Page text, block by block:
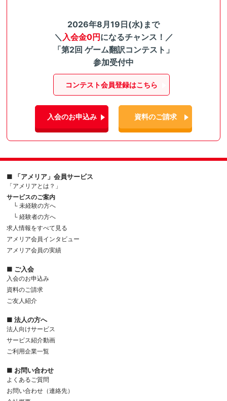
2026年8月19日(水)まで
＼ 入会金0円になるチャンス！／
「第2回 ゲーム翻訳コンテスト」
参加受付中
コンテスト会員登録はこちら
入会のお申込み 資料のご請求
■ 「アメリア」会員サービス
「アメリアとは？」
サービスのご案内
└ 未経験の方へ
└ 経験者の方へ
求人情報をすべて見る
アメリア会員インタビュー
アメリア会員の実績
■ ご入会
入会のお申込み
資料のご請求
ご友人紹介
■ 法人の方へ
法人向けサービス
サービス紹介動画
ご利用企業一覧
■ お問い合わせ
よくあるご質問
お問い合わせ（連絡先）